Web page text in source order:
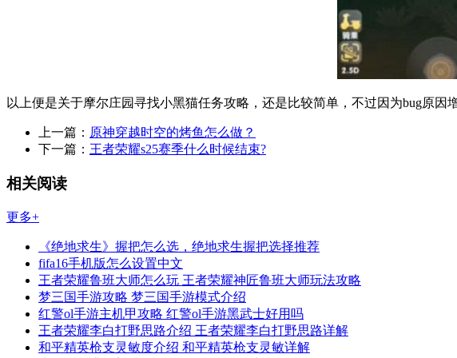
以上便是关于摩尔庄园寻找小黑猫任务攻略，还是比较简单，不过因为bug原
上一篇： 原神穿越时空的烤鱼怎么做？
下一篇： 王者荣耀s25赛季什么时候结束?
相关阅读
更多+
《绝地求生》握把怎么选，绝地求生握把选择推荐
fifa16手机版怎么设置中文
王者荣耀鲁班大师怎么玩 王者荣耀神匠鲁班大师玩法攻略
梦三国手游攻略 梦三国手游模式介绍
红警ol手游主机甲攻略 红警ol手游黑武士好用吗
王者荣耀李白打野思路介绍 王者荣耀李白打野思路详解
和平精英枪支灵敏度介绍 和平精英枪支灵敏详解